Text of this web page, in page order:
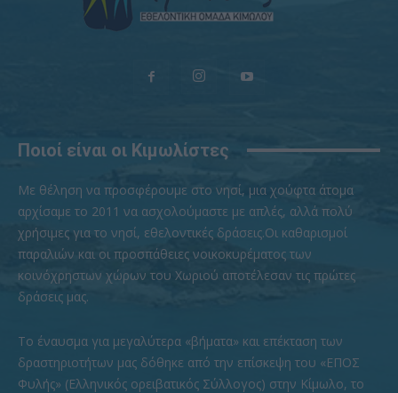
Ποιοί είναι οι Κιμωλίστες
Με θέληση να προσφέρουμε στο νησί, μια χούφτα άτομα
αρχίσαμε το 2011 να ασχολούμαστε με απλές, αλλά πολύ
χρήσιμες για το νησί, εθελοντικές δράσεις.Οι καθαρισμοί
παραλιών και οι προσπάθειες νοικοκυρέματος των
κοινόχρηστων χώρων του Χωριού αποτέλεσαν τις πρώτες
δράσεις μας.
To έναυσμα για μεγαλύτερα «βήματα» και επέκταση των
δραστηριοτήτων μας δόθηκε από την επίσκεψη του «ΕΠΟΣ
Φυλής» (Ελληνικός ορειβατικός Σύλλογος) στην Κίμωλο, το